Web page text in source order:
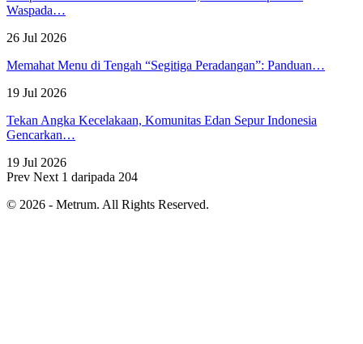
Waspada…
26 Jul 2026
Memahat Menu di Tengah “Segitiga Peradangan”: Panduan…
19 Jul 2026
Tekan Angka Kecelakaan, Komunitas Edan Sepur Indonesia
Gencarkan…
19 Jul 2026
Prev Next 1 daripada 204
© 2026 - Metrum. All Rights Reserved.